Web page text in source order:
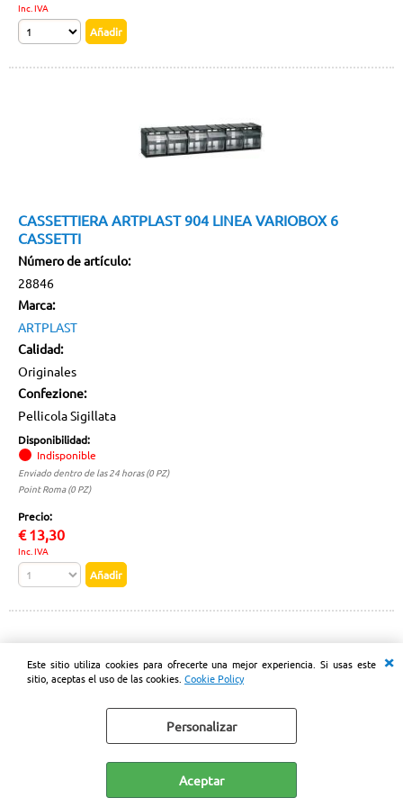
Este sitio utiliza cookies para ofrecerte una mejor experiencia. Si usas este
sitio, aceptas el uso de las cookies. Cookie Policy
Personalizar
Aceptar
Inc. IVA
CASSETTIERA ARTPLAST 904 LINEA VARIOBOX 6
CASSETTI
Número de artículo:
28846
Marca:
ARTPLAST
Calidad:
Originales
Confezione:
Pellicola Sigillata
Disponibilidad:
Indisponible
Enviado dentro de las 24 horas (0 PZ)
Point Roma (0 PZ)
Precio:
€ 13,30
Inc. IVA
CASSETTIERA ARTPLAST 905 LINEA VARIOBOX 3
Número de artículo: